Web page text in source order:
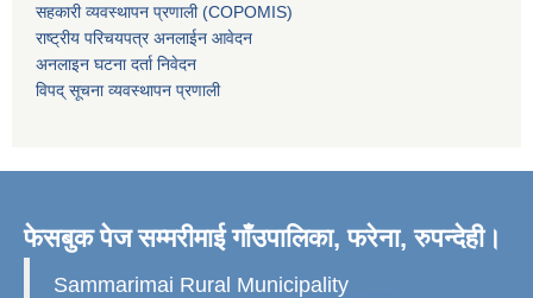
सहकारी व्यवस्थापन प्रणाली (COPOMIS)
राष्ट्रीय परिचयपत्र अनलाईन आवेदन
अनलाइन घटना दर्ता निवेदन
विपद् सूचना व्यवस्थापन प्रणाली
फेसबुक पेज सम्मरीमाई गाँउपालिका, फरेना, रुपन्देही।
Sammarimai Rural Municipality